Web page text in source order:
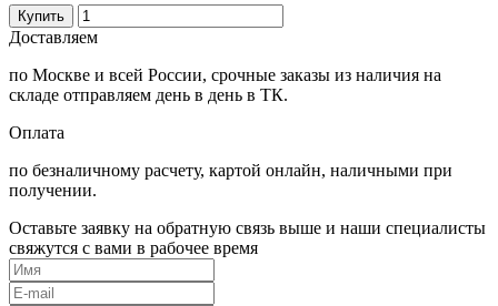
Купить
Доставляем
по Москве и всей России, срочные заказы из наличия на
складе отправляем день в день в ТК.
Оплата
по безналичному расчету, картой онлайн, наличными при
получении.
Оставьте заявку на обратную связь выше и наши специалисты
свяжутся с вами в рабочее время